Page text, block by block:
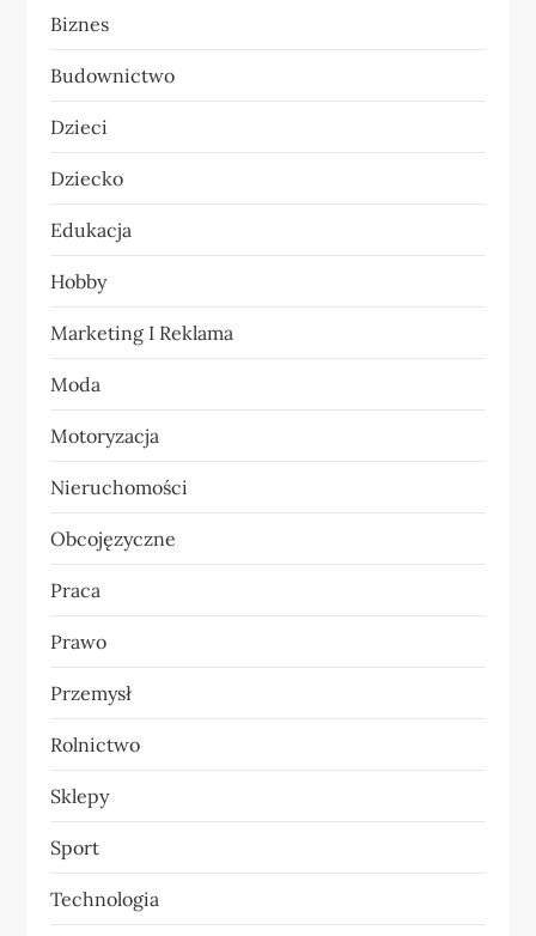
c
j
a
w
p
i
s
u
Biznes
Budownictwo
Dzieci
Dziecko
Edukacja
Hobby
Marketing I Reklama
Moda
Motoryzacja
Nieruchomości
Obcojęzyczne
Praca
Prawo
Przemysł
Rolnictwo
Sklepy
Sport
Technologia